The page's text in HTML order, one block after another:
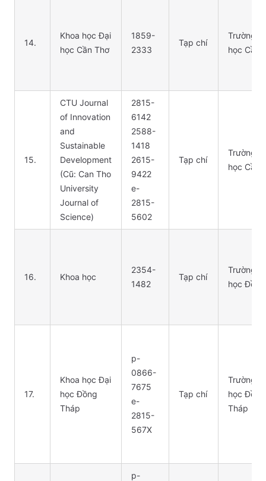
14.
Khoa học Đại
học Cần Thơ
1859-
2333
Tạp chí
Trường
học Cần
15.
CTU Journal
of Innovation
and
Sustainable
Development
(Cũ: Can Tho
University
Journal of
Science)
2815-
6142
2588-
1418
2615-
9422
e-
2815-
5602
Tạp chí
Trường
học Cần
16. Khoa học
2354-
1482
Tạp chí
Trường
học
17.
Khoa học Đại
học Đồng
Tháp
p-
0866-
7675
e-
2815-
567X
Tạp chí
Trường
học Đồng
Tháp
p-